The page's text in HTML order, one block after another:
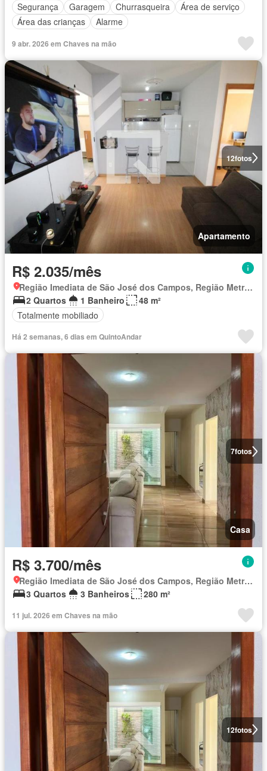
Segurança
Garagem Churrasqueira
Área de serviço
Área das crianças
Alarme
9 abr. 2026 em Chaves na mão
12fotos
Apartamento
R$ 2.035/mês
Região Imediata de São José dos Campos, Região Metropolitana do Vale do Paraíba e Litoral Norte
2 Quartos
1 Banheiro
48 m²
Totalmente mobiliado
Há 2 semanas, 6 dias em QuintoAndar
7fotos
Casa
R$ 3.700/mês
Região Imediata de São José dos Campos, Região Metropolitana do Vale do Paraíba e Litoral Norte
3 Quartos
3 Banheiros 280 m²
11 jul. 2026 em Chaves na mão
12fotos